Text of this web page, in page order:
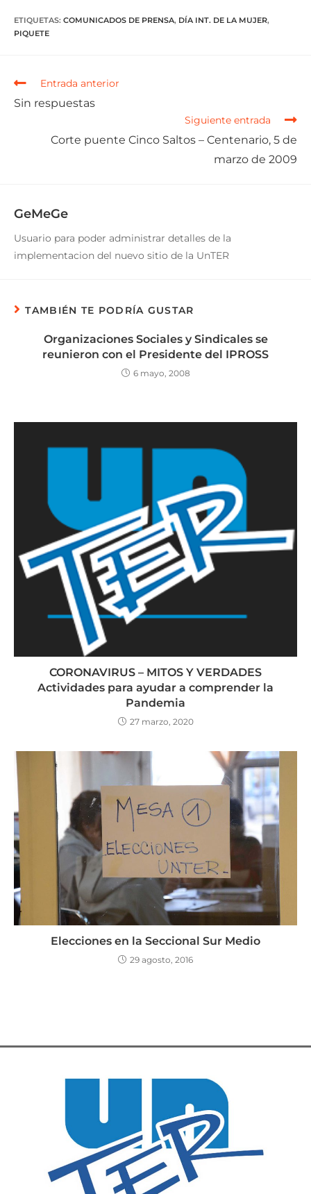
ETIQUETAS: COMUNICADOS DE PRENSA, DÍA INT. DE LA MUJER,
PIQUETE
Entrada anterior
Sin respuestas
Siguiente entrada
Corte puente Cinco Saltos – Centenario, 5 de
marzo de 2009
GeMeGe
Usuario para poder administrar detalles de la
implementacion del nuevo sitio de la UnTER
TAMBIÉN TE PODRÍA GUSTAR
Organizaciones Sociales y Sindicales se
reunieron con el Presidente del IPROSS
6 mayo, 2008
CORONAVIRUS – MITOS Y VERDADES
Actividades para ayudar a comprender la
Pandemia
27 marzo, 2020
Elecciones en la Seccional Sur Medio
29 agosto, 2016